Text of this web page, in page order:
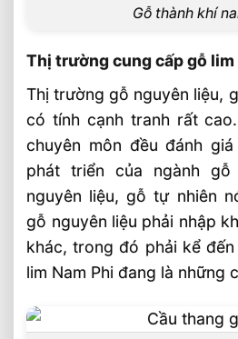
Gỗ thành khí
Thị trường cung cấp gỗ lim
Thị trường gỗ nguyên liệu,
có tính cạnh tranh rất
chuyên môn đều đánh
phát triển của ngành
nguyên liệu, gỗ tự nhiên
gỗ nguyên liệu phải nhập
khác, trong đó phải kể
lim Nam Phi đang là những